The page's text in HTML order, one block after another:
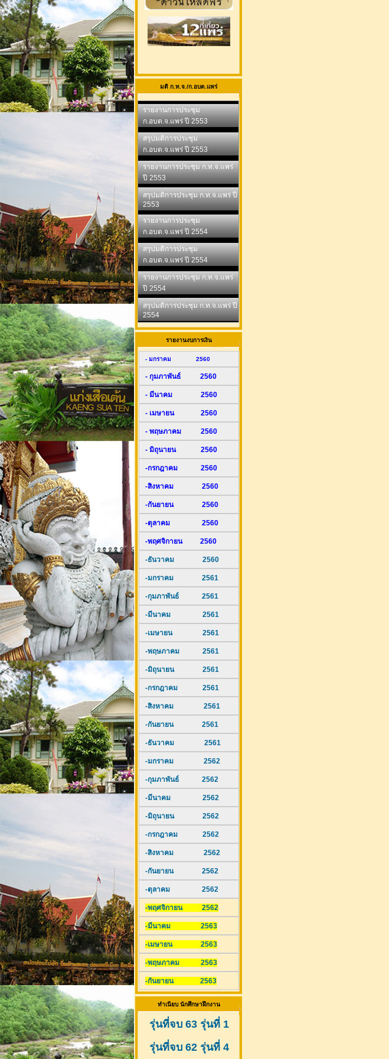
มติ ก.ท.จ./ก.อบต.แพร่
รายงานการประชุม
ก.อบต.จ.แพร่ ปี 2553
สรุปมติการประชุม
ก.อบต.จ.แพร่ ปี 2553
รายงานการประชุม ก.ท.จ.แพร่
ปี 2553
สรุปมติการประชุม ก.ท.จ.แพร่ ปี
2553
รายงานการประชุม
ก.อบต.จ.แพร่ ปี 2554
สรุปมติการประชุม
ก.อบต.จ.แพร่ ปี 2554
รายงานการประชุม ก.ท.จ.แพร่
ปี 2554
สรุปมติการประชุม ก.ท.จ.แพร่ ปี
2554
รายงานงบการเงิน
- มกราคม 2560
- กุมภาพันธ์ 2560
- มีนาคม 2560
- เมษายน 2560
- พฤษภาคม 2560
- มิถุนายน 2560
-กรกฎาคม 2560
-สิงหาคม 2560
-กันยายน 2560
-ตุลาคม 2560
-พฤศจิกายน 2560
-ธันวาคม 2560
-มกราคม 2561
-กุมภาพันธ์ 2561
-มีนาคม 2561
-เมษายน 2561
-พฤษภาคม 2561
-มิถุนายน 2561
-กรกฎาคม 2561
-สิงหาคม 2561
-กันยายน 2561
-ธันวาคม 2561
-มกราคม 2562
-กุมภาพันธ์ 2562
-มีนาคม 2562
-มิถุนายน 2562
-กรกฎาคม 2562
-สิงหาคม 2562
-กันยายน 2562
-ตุลาคม 2562
-พฤศจิกายน 2562
-มีนาคม 2563
-เมษายน 2563
-พฤษภาคม 2563
-กันยายน 2563
ทำเนียบ นักศึกษาฝึกงาน
รุ่นที่จบ 63 รุ่นที่ 1
รุ่นที่จบ 62 รุ่นที่ 4